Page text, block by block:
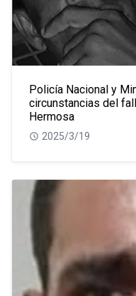
Policía Nacional y
circunstancias del
Hermosa
2025/3/19